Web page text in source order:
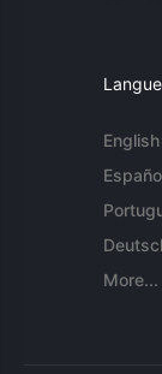
English
More...